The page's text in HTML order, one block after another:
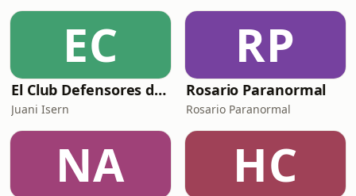
EC
El Club Defensores del Podcast
Juani Isern
RP
Rosario Paranormal
Rosario Paranormal
NA HC